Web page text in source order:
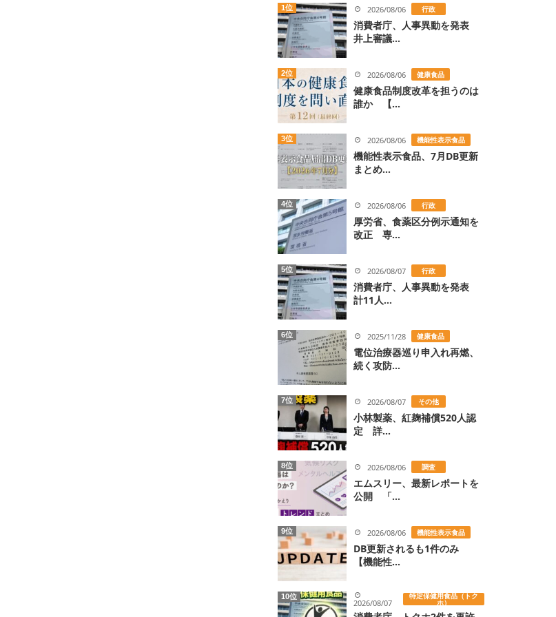
1位 2026/08/06 行政
消費者庁、人事異動を発表
井上審議...
2位 2026/08/06 健康食品
健康食品制度改革を担うのは
誰か 【...
3位 2026/08/06 機能性表示食品
機能性表示食品、7月DB更新
まとめ...
4位 2026/08/06 行政
厚労省、食薬区分例示通知を
改正 専...
5位 2026/08/07 行政
消費者庁、人事異動を発表
計11人...
6位 2025/11/28 健康食品
電位治療器巡り申入れ再燃、
続く攻防...
7位 2026/08/07 その他
小林製薬、紅麹補償520人認
定 詳...
8位 2026/08/06 調査
エムスリー、最新レポートを
公開 「...
9位 2026/08/06 機能性表示食品
DB更新されるも1件のみ
【機能性...
10位
2026/08/07
特定保健用食品（トク
ホ）